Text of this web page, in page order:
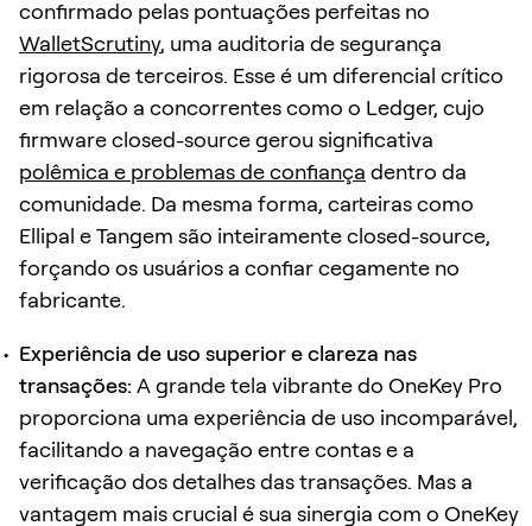
confirmado pelas pontuações perfeitas no
WalletScrutiny, uma auditoria de segurança
rigorosa de terceiros. Esse é um diferencial crítico
em relação a concorrentes como o Ledger, cujo
firmware closed-source gerou significativa
polêmica e problemas de confiança dentro da
comunidade. Da mesma forma, carteiras como
Ellipal e Tangem são inteiramente closed-source,
forçando os usuários a confiar cegamente no
fabricante.
Experiência de uso superior e clareza nas
transações: A grande tela vibrante do OneKey Pro
proporciona uma experiência de uso incomparável,
facilitando a navegação entre contas e a
verificação dos detalhes das transações. Mas a
vantagem mais crucial é sua sinergia com o OneKey